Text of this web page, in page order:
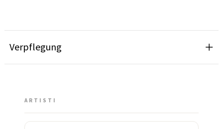
Verpflegung
ARTISTI